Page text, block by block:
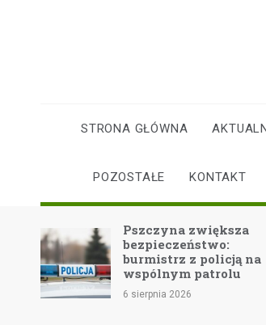
STRONA GŁÓWNA
POZOSTAŁE KONTAKT
Pszczyna zwiększa
bezpieczeństwo:
burmistrz z policją na
wspólnym patrolu
6 sierpnia 2026